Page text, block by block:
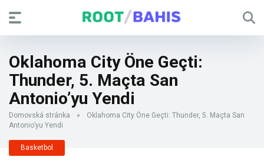
Oklahoma City Öne Geçti:
Thunder, 5. Maçta San
Antonio’yu Yendi
Domovská stránka »
Oklahoma City Öne Geçti: Thunder, 5. Maçta San
Antonio’yu Yendi
Basketbol